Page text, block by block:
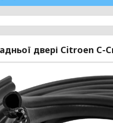
двері Citroen C-